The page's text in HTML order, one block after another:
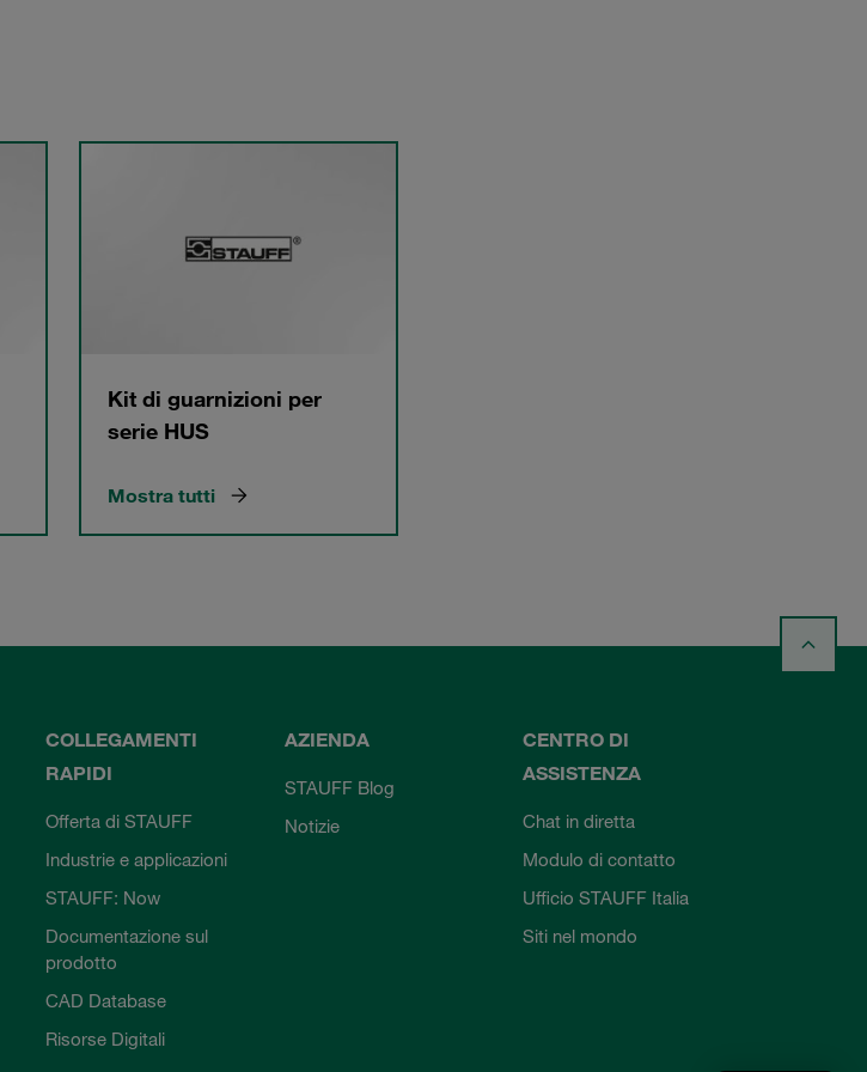
Kit di guarnizioni per
serie HUS
Mostra tutti
COLLEGAMENTI
RAPIDI
Offerta di STAUFF
Industrie e applicazioni
STAUFF: Now
Documentazione sul
prodotto
CAD Database
Risorse Digitali
AZIENDA
STAUFF Blog
Notizie
CENTRO DI
ASSISTENZA
Chat in diretta
Modulo di contatto
Ufficio STAUFF Italia
Siti nel mondo